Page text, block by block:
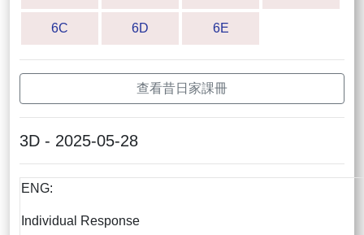
6C 6D 6E
查看昔日家課冊
3D - 2025-05-28
ENG:
Individual Response